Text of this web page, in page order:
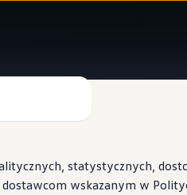
dla Twojego ID.
statystycznych,
wskazanym w